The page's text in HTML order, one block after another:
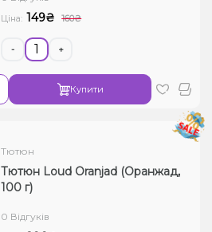
Ціна: 149₴ 160₴
- +
Купити
Тютюн
Тютюн Loud Oranjad (Оранжад,
100 г)
0 Відгуків